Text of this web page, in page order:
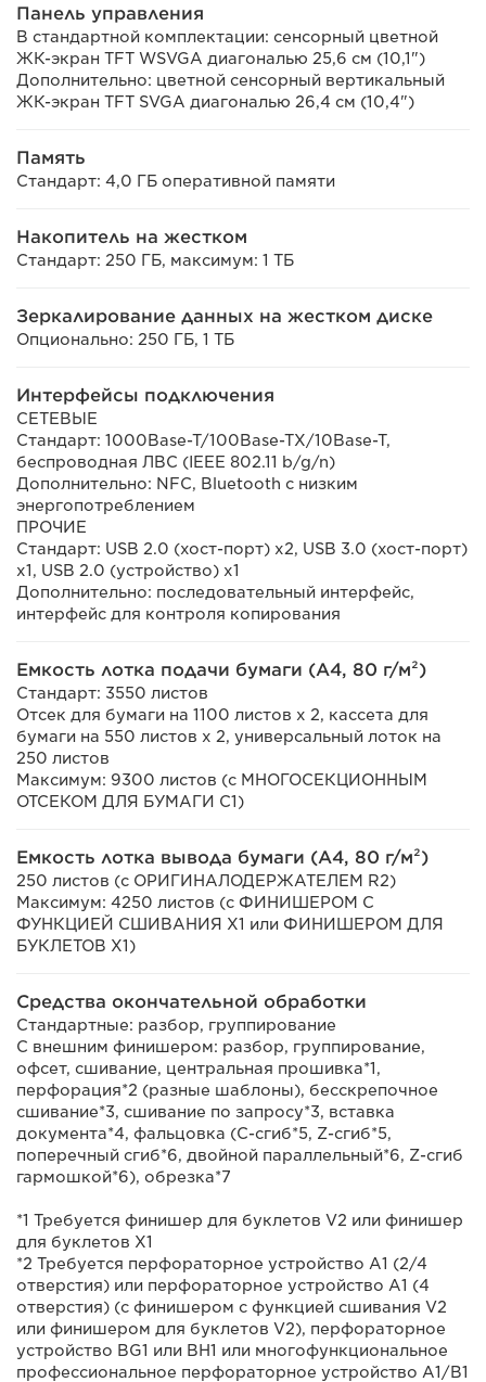
Панель управления
В стандартной комплектации: сенсорный цветной
ЖК-экран TFT WSVGA диагональю 25,6 см (10,1")
Дополнительно: цветной сенсорный вертикальный
ЖК-экран TFT SVGA диагональю 26,4 см (10,4")
Память
Стандарт: 4,0 ГБ оперативной памяти
Накопитель на жестком
Стандарт: 250 ГБ, максимум: 1 ТБ
Зеркалирование данных на жестком диске
Опционально: 250 ГБ, 1 ТБ
Интерфейсы подключения
СЕТЕВЫЕ
Стандарт: 1000Base-T/100Base-TX/10Base-T,
беспроводная ЛВС (IEEE 802.11 b/g/n)
Дополнительно: NFC, Bluetooth с низким
энергопотреблением
ПРОЧИЕ
Стандарт: USB 2.0 (хост-порт) x2, USB 3.0 (хост-порт)
x1, USB 2.0 (устройство) x1
Дополнительно: последовательный интерфейс,
интерфейс для контроля копирования
Емкость лотка подачи бумаги (A4, 80 г/м²)
Стандарт: 3550 листов
Отсек для бумаги на 1100 листов x 2, кассета для
бумаги на 550 листов x 2, универсальный лоток на
250 листов
Максимум: 9300 листов (с МНОГОСЕКЦИОННЫМ
ОТСЕКОМ ДЛЯ БУМАГИ C1)
Емкость лотка вывода бумаги (A4, 80 г/м²)
250 листов (с ОРИГИНАЛОДЕРЖАТЕЛЕМ R2)
Максимум: 4250 листов (с ФИНИШЕРОМ С
ФУНКЦИЕЙ СШИВАНИЯ Х1 или ФИНИШЕРОМ ДЛЯ
БУКЛЕТОВ Х1)
Средства окончательной обработки
Стандартные: разбор, группирование
С внешним финишером: разбор, группирование,
офсет, сшивание, центральная прошивка*1,
перфорация*2 (разные шаблоны), бесскрепочное
сшивание*3, сшивание по запросу*3, вставка
документа*4, фальцовка (C-сгиб*5, Z-сгиб*5,
поперечный сгиб*6, двойной параллельный*6, Z-сгиб
гармошкой*6), обрезка*7
*1 Требуется финишер для буклетов V2 или финишер
для буклетов X1
*2 Требуется перфораторное устройство A1 (2/4
отверстия) или перфораторное устройство A1 (4
отверстия) (с финишером с функцией сшивания V2
или финишером для буклетов V2), перфораторное
устройство BG1 или BH1 или многофункциональное
профессиональное перфораторное устройство A1/B1